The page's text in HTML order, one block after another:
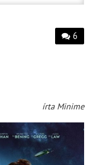
6
írta Minime